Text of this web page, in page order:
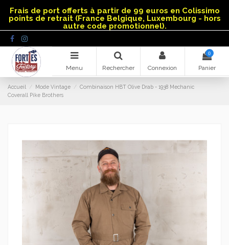
Frais de port offerts à partir de 99 euros en Colissimo
points de retrait (France Belgique, Luxembourg - hors
autre code promotionnel).
Menu Rechercher Connexion
0
Panier
Accueil Mode Vintage
Combinaison HBT Olive Drab - 1938 Mechanic
Coverall Pike Brothers